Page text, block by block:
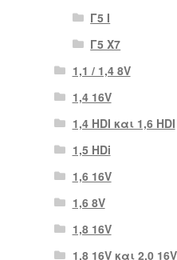
Γ5 Ι
Γ5 Χ7
1,1 / 1,4 8V
1,4 16V
1,4 HDI και 1,6 HDI
1,5 HDi
1,6 16V
1,6 8V
1,8 16V
1,8 16V και 2,0 16V